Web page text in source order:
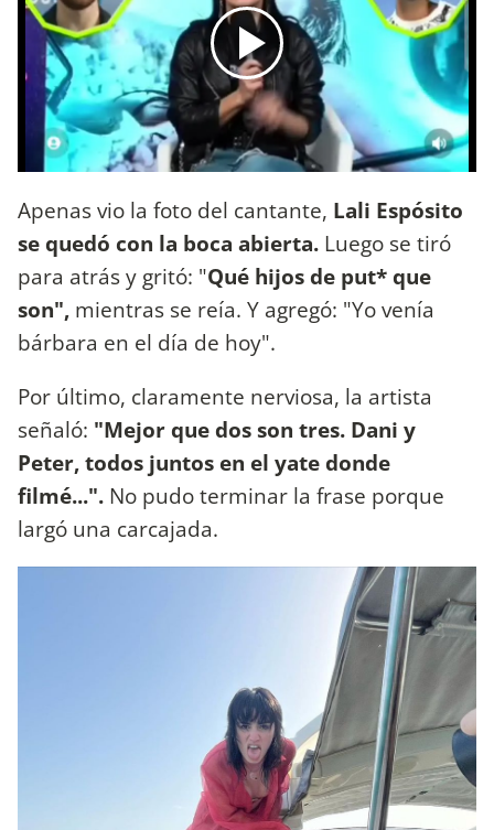
Apenas vio la foto del cantante, Lali Espósito
se quedó con la boca abierta. Luego se tiró
para atrás y gritó: "Qué hijos de put* que
son", mientras se reía. Y agregó: "Yo venía
bárbara en el día de hoy".
Por último, claramente nerviosa, la artista
señaló: "Mejor que dos son tres. Dani y
Peter, todos juntos en el yate donde
filmé...". No pudo terminar la frase porque
largó una carcajada.